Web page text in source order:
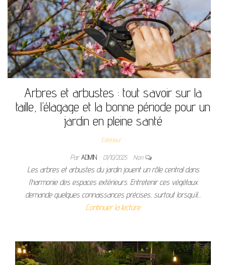
Arbres et arbustes : tout savoir sur la
taille, l’élagage et la bonne période pour un
jardin en pleine santé
Extérieur
ParADMIN 01/10/2025 Non
Les arbres et arbustes du jardin jouent un rôle central dans
l’harmonie des espaces extérieurs. Entretenir ces végétaux
demande quelques connaissances précises, surtout lorsqu’il…
Continuer la lecture